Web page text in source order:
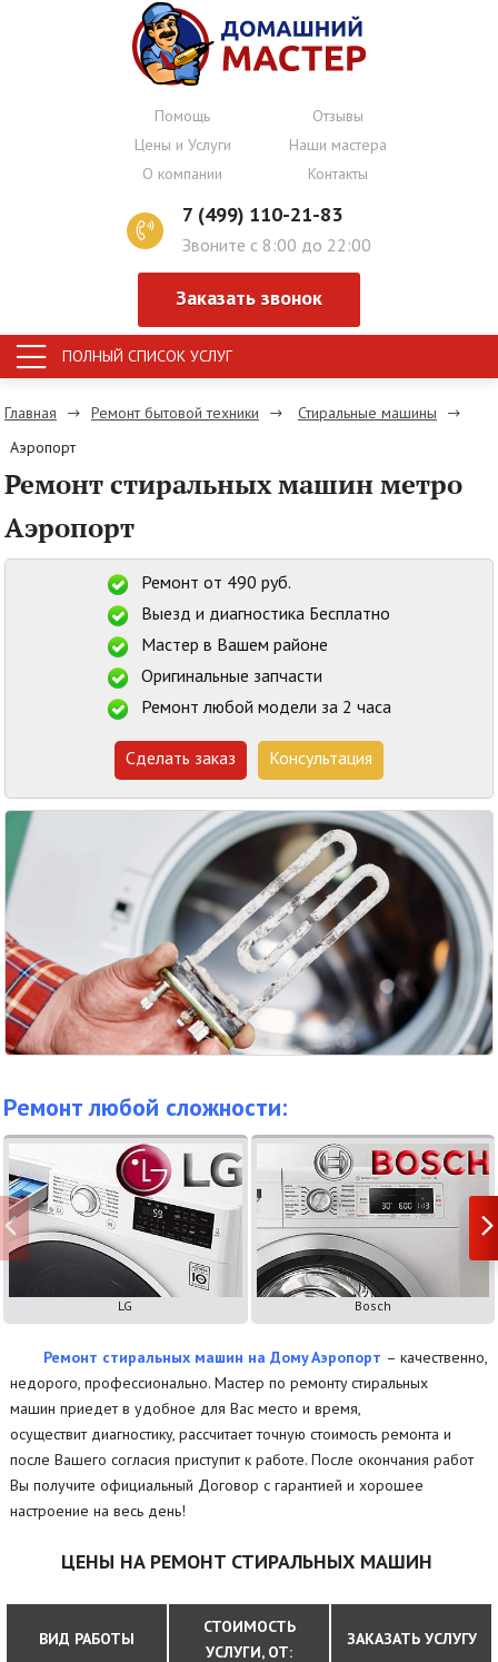
Помощь
Отзывы
Цены и Услуги
Наши мастера
О компании
Контакты
7 (499) 110-21-83
Звоните с 8:00 до 22:00
Заказать звонок
ПОЛНЫЙ СПИСОК УСЛУГ
Главная Ремонт бытовой техники Стиральные машины
Аэропорт
Ремонт стиральных машин метро
Аэропорт
Ремонт от 490 руб.
Выезд и диагностика Бесплатно
Мастер в Вашем районе
Оригинальные запчасти
Ремонт любой модели за 2 часа
Сделать заказ Консультация
Ремонт любой сложности:
LG Bosch
Ремонт стиральных машин на Дому Аэропорт – качественно,
недорого, профессионально. Мастер по ремонту стиральных
машин приедет в удобное для Вас место и время,
осуществит диагностику, рассчитает точную стоимость ремонта и
после Вашего согласия приступит к работе. После окончания работ
Вы получите официальный Договор с гарантией и хорошее
настроение на весь день!
ЦЕНЫ НА РЕМОНТ СТИРАЛЬНЫХ МАШИН
ВИД РАБОТЫ
СТОИМОСТЬ
УСЛУГИ, ОТ:
ЗАКАЗАТЬ УСЛУГУ